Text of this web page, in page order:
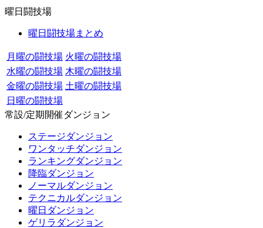
曜日闘技場
曜日闘技場まとめ
月曜の闘技場 火曜の闘技場
水曜の闘技場 木曜の闘技場
金曜の闘技場 土曜の闘技場
日曜の闘技場
常設/定期開催ダンジョン
ステージダンジョン
ワンタッチダンジョン
ランキングダンジョン
降臨ダンジョン
ノーマルダンジョン
テクニカルダンジョン
曜日ダンジョン
ゲリラダンジョン